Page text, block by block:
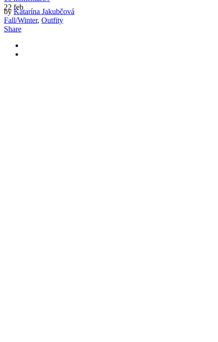
22 feb
by Katarína Jakubčová
Fall/Winter, Outfity
Share